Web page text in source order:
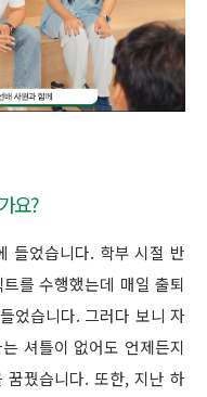
요?
들었습니다. 학부 시절 반
를 수행했는데 매일 출퇴
었습니다. 그러다 보니 자
셔틀이 없어도 언제든지
꿨습니다. 또한, 지난 하